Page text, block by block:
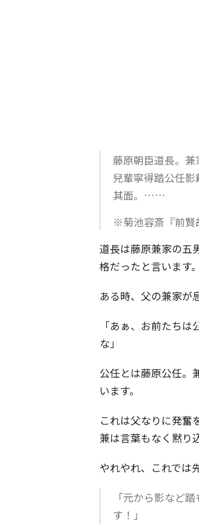
藤原朝臣道長。兼
兒輩寧得踏公任
其面。……
※菊池容斎『前
道長は藤原兼家の五
格だったと言います。
ある時、父の兼家が
「あぁ、お前たち
な」
公任とは藤原公任。
います。
これは父なりに発奮
兼は言葉もなく黙り
やれやれ、これでは
「元から影など
す！」